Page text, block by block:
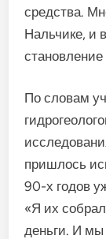
средства.
Нальчике, и
По словам
пришлось
90-х годов
«Я их
деньги. И мы